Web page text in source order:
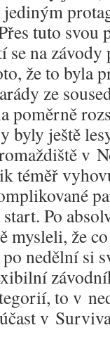
tuto svou
se na
že to byla
ze
poměrně
ještě
v
téměř
Po
mysleli, že
nedělní si
to v
v